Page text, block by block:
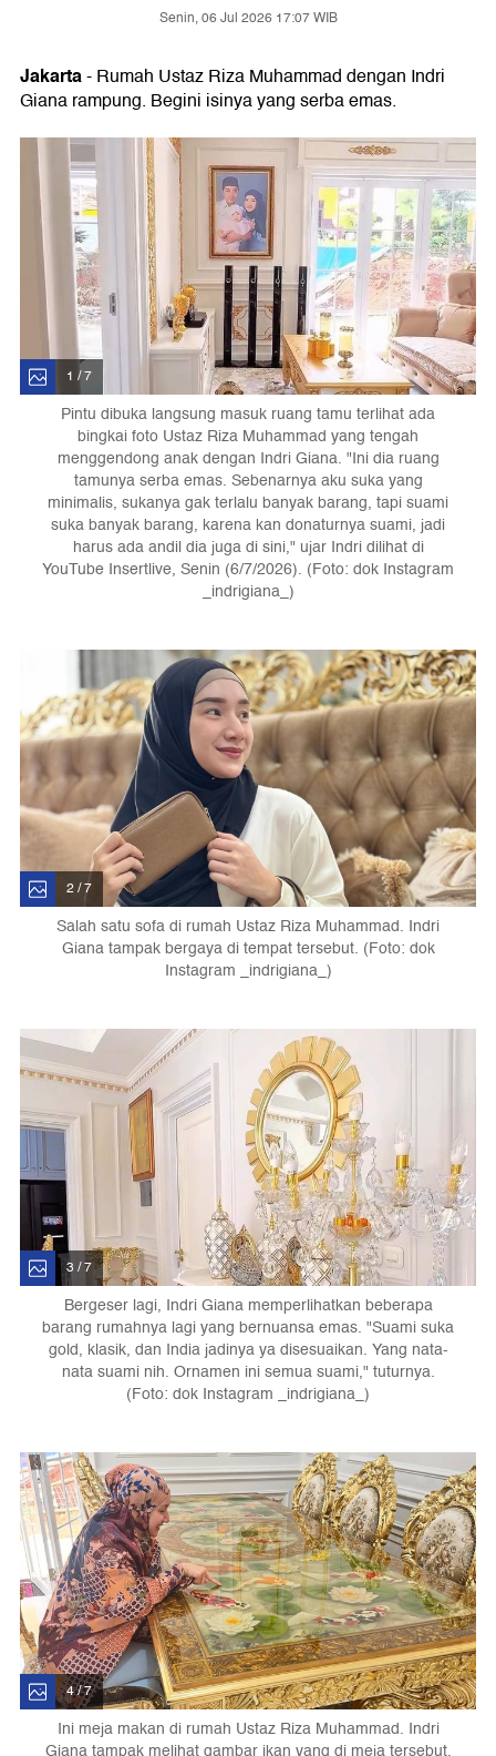
Senin, 06 Jul 2026 17:07 WIB
Jakarta- Rumah Ustaz Riza Muhammad dengan Indri
Giana rampung. Begini isinya yang serba emas.
1 / 7
Pintu dibuka langsung masuk ruang tamu terlihat ada
bingkai foto Ustaz Riza Muhammad yang tengah
menggendong anak dengan Indri Giana. "Ini dia ruang
tamunya serba emas. Sebenarnya aku suka yang
minimalis, sukanya gak terlalu banyak barang, tapi suami
suka banyak barang, karena kan donaturnya suami, jadi
harus ada andil dia juga di sini," ujar Indri dilihat di
YouTube Insertlive, Senin (6/7/2026). (Foto: dok Instagram
_indrigiana_)
2 / 7
Salah satu sofa di rumah Ustaz Riza Muhammad. Indri
Giana tampak bergaya di tempat tersebut. (Foto: dok
Instagram _indrigiana_)
3 / 7
Bergeser lagi, Indri Giana memperlihatkan beberapa
barang rumahnya lagi yang bernuansa emas. "Suami suka
gold, klasik, dan India jadinya ya disesuaikan. Yang nata-
nata suami nih. Ornamen ini semua suami," tuturnya.
(Foto: dok Instagram _indrigiana_)
4 / 7
Ini meja makan di rumah Ustaz Riza Muhammad. Indri
Giana tampak melihat gambar ikan yang di meja tersebut.